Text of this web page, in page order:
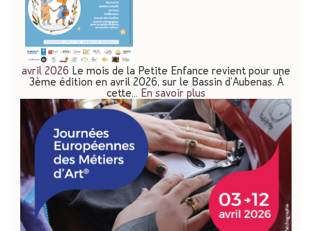
avril 2026 Le mois de la Petite Enfance revient pour une
3ème édition en avril 2026, sur le Bassin d’Aubenas. À
cette… En savoir plus